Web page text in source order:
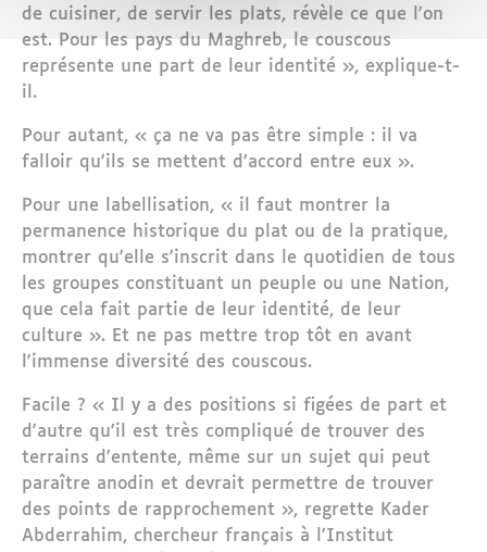
de cuisiner, de servir les plats, révèle ce que l'on
est. Pour les pays du Maghreb, le couscous
représente une part de leur identité », explique-t-
il.
Pour autant, « ça ne va pas être simple : il va
falloir qu'ils se mettent d'accord entre eux ».
Pour une labellisation, « il faut montrer la
permanence historique du plat ou de la pratique,
montrer qu'elle s'inscrit dans le quotidien de tous
les groupes constituant un peuple ou une Nation,
que cela fait partie de leur identité, de leur
culture ». Et ne pas mettre trop tôt en avant
l'immense diversité des couscous.
Facile ? « Il y a des positions si figées de part et
d'autre qu'il est très compliqué de trouver des
terrains d'entente, même sur un sujet qui peut
paraître anodin et devrait permettre de trouver
des points de rapprochement », regrette Kader
Abderrahim, chercheur français à l'Institut